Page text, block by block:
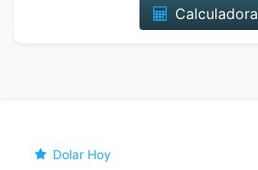
Calculadora
Dolar Hoy